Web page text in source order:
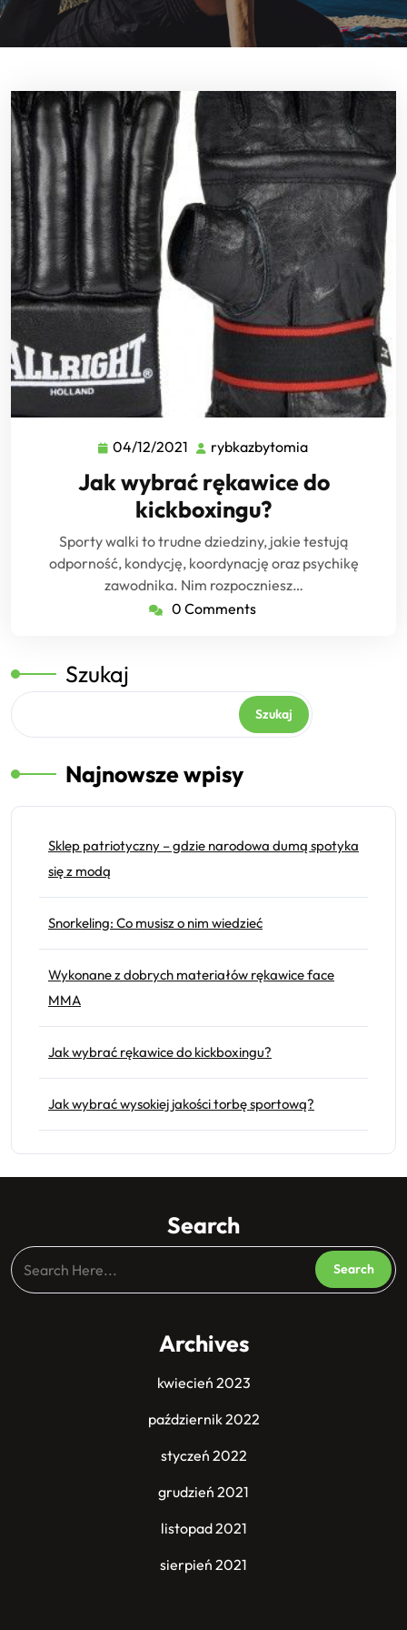
04/12/2021 04/12/2021
rybkazbytomia
Jak wybrać rękawice do
kickboxingu?
Sporty walki to trudne dziedziny, jakie testują
odporność, kondycję, koordynację oraz psychikę
zawodnika. Nim rozpoczniesz…
0 Comments
Szukaj
Szukaj
Najnowsze wpisy
Sklep patriotyczny – gdzie narodowa dumą spotyka
się z modą
Snorkeling: Co musisz o nim wiedzieć
Wykonane z dobrych materiałów rękawice face
MMA
Jak wybrać rękawice do kickboxingu?
Jak wybrać wysokiej jakości torbę sportową?
Search
Archives
kwiecień 2023
październik 2022
styczeń 2022
grudzień 2021
listopad 2021
sierpień 2021